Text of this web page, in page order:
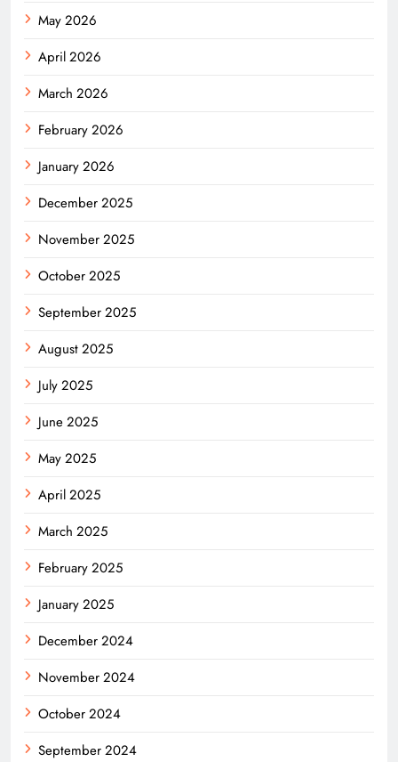
May 2026
April 2026
March 2026
February 2026
January 2026
December 2025
November 2025
October 2025
September 2025
August 2025
July 2025
June 2025
May 2025
April 2025
March 2025
February 2025
January 2025
December 2024
November 2024
October 2024
September 2024